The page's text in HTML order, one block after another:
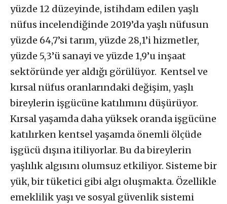
yüzde 12 düzeyinde, istihdam edilen yaşlı
nüfus incelendiğinde 2019’da yaşlı nüfusun
yüzde 64,7’si tarım, yüzde 28,1’i hizmetler,
yüzde 5,3’ü sanayi ve yüzde 1,9’u inşaat
sektöründe yer aldığı görülüyor. Kentsel ve
kırsal nüfus oranlarındaki değişim, yaşlı
bireylerin işgücüne katılımını düşürüyor.
Kırsal yaşamda daha yüksek oranda işgücüne
katılırken kentsel yaşamda önemli ölçüde
işgücü dışına itiliyorlar. Bu da bireylerin
yaşlılık algısını olumsuz etkiliyor. Sisteme bir
yük, bir tüketici gibi algı oluşmakta. Özellikle
emeklilik yaşı ve sosyal güvenlik sistemi